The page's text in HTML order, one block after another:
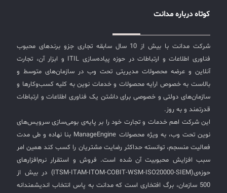
کوتاه درباره مدانت
شرکت مدانت با بیش از 10 سال سابقه تجاری جزو برندهای محبوب
فناوری اطلاعات و ارتباطات در حوزه پیاده‌سازی ITIL و ابزار آن، تجارت
آنلاین و عرضه محصولات مدیریتی تحت وب در سازمان‌های متوسط و
بالاست به خصوص ارایه محصولات و خدمات نوین به کلیه کسب‌وکارها و
سازمان‌های دولتی و خصوصی برای داشتن یک فناوری اطلاعات و ارتباطات
قدرتمند و به روز.
این شرکت اهم خدمات و تجارت خود را بر پایه‌ی بومی‌سازی سرویس‌های
نوین تحت وب، به ویژه محصولات ManageEngine بنا نهاده و طی مدت
فعالیت منسجم، توانسته حداکثر رضایت مشتریان را کسب کند همین امر
سبب افزایش محبوبیت آن شده است. فروش و استقرار نرم‌افزارهای
حوزه‌ی(ITSM-ITAM-ITOM-COBIT-WSM-ISO20000-SIEM) در بیش از
500 سازمان، برگ افتخاری است که مدانت به پاس انتخاب اندیشمندانه